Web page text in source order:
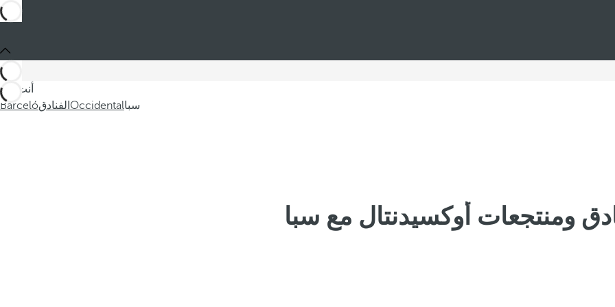
أنت في
Barcelóالفنادق Occidentalسبا
ومنتجعات أوكسيدنتال مع سبا